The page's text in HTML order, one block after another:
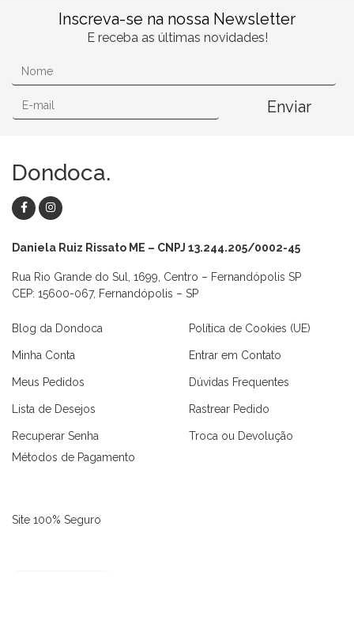
Inscreva-se na nossa Newsletter
E receba as últimas novidades!
Enviar
Dondoca.
Daniela Ruiz Rissato ME – CNPJ 13.244.205/0002-45
Rua Rio Grande do Sul, 1699, Centro – Fernandópolis SP
CEP: 15600-067, Fernandópolis – SP
Blog da Dondoca
Minha Conta
Meus Pedidos
Lista de Desejos
Recuperar Senha
Política de Cookies (UE)
Entrar em Contato
Dúvidas Frequentes
Rastrear Pedido
Troca ou Devolução
Métodos de Pagamento
Site 100% Seguro